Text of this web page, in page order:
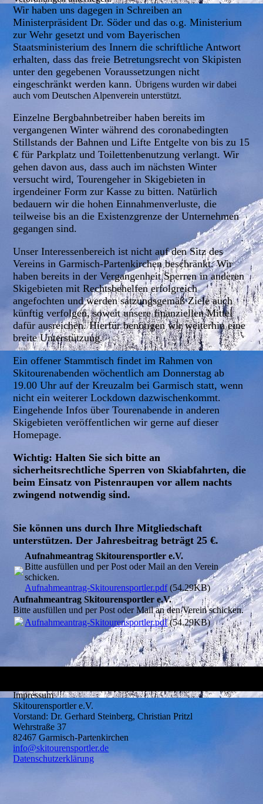
Wir haben uns dagegen in Schreiben an
Ministerpräsident Dr. Söder und das o.g. Ministerium
zur Wehr gesetzt und vom Bayerischen
Staatsministerium des Innern die schriftliche Antwort
erhalten, dass das freie Betretungsrecht von Skipisten
unter den gegebenen Voraussetzungen nicht
eingeschränkt werden kann.Übrigens wurden wir dabei
auch vom Deutschen Alpenverein unterstützt.
Einzelne Bergbahnbetreiber haben bereits im
vergangenen Winter während des coronabedingten
Stillstands der Bahnen und Lifte Entgelte von bis zu 15
€ für Parkplatz und Toilettenbenutzung verlangt. Wir
gehen davon aus, dass auch im nächsten Winter
versucht wird, Tourengeher in Skigebieten in
irgendeiner Form zur Kasse zu bitten. Natürlich
bedauern wir die hohen Einnahmenverluste, die
teilweise bis an die Existenzgrenze der Unternehmen
gegangen sind.
Unser Interessenbereich ist nicht auf den Sitz des
Vereins in Garmisch-Partenkirchen beschränkt. Wir
haben bereits in der Vergangenheit Sperren in anderen
Skigebieten mit Rechtsbehelfen erfolgreich
angefochten und werden satzungsgemäß Ziele auch
künftig verfolgen, soweit unsere finanziellen Mittel
dafür ausreichen. Hierfür benötigen wir weiterhin eine
breite Unterstützung.
Ein offener Stammtisch findet im Rahmen von
Skitourenabenden wöchentlich am Donnerstag ab
19.00 Uhr auf der Kreuzalm bei Garmisch statt, wenn
nicht ein weiterer Lockdown dazwischenkommt.
Eingehende Infos über Tourenabende in anderen
Skigebieten veröffentlichen wir gerne auf dieser
Homepage.
Wichtig: Halten Sie sich bitte an
sicherheitsrechtliche Sperren von Skiabfahrten, die
beim Einsatz von Pistenraupen vor allem nachts
zwingend notwendig sind.
Sie können uns durch Ihre Mitgliedschaft
unterstützen. Der Jahresbeitrag beträgt 25 €.
Aufnahmeantrag Skitourensportler e.V.
Bitte ausfüllen und per Post oder Mail an den Verein
schicken.
Aufnahmeantrag-Skitourensportler.pdf(54.29KB)
Aufnahmeantrag Skitourensportler e.V.
Bitte ausfüllen und per Post oder Mail an den Verein schicken.
Aufnahmeantrag-Skitourensportler.pdf(54.29KB)
Impressum
Skitourensportler e.V.
Vorstand: Dr. Gerhard Steinberg, Christian Pritzl
Wehrstraße 37
82467 Garmisch-Partenkirchen
info@skitourensportler.de
Datenschutzerklärung